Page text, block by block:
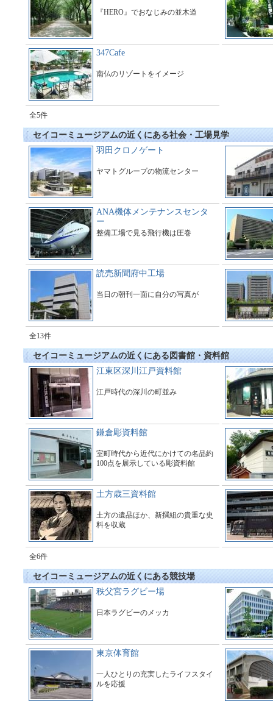
『HERO』でおなじみの並木道
347Cafe
南仏のリゾートをイメージ
全5件
セイコーミュージアムの近くにある社会・工場見学
羽田クロノゲート
ヤマトグループの物流センター
ANA機体メンテナンスセンタ
ー
整備工場で見る飛行機は圧巻
読売新聞府中工場
当日の朝刊一面に自分の写真が
全13件
セイコーミュージアムの近くにある図書館・資料館
江東区深川江戸資料館
江戸時代の深川の町並み
鎌倉彫資料館
室町時代から近代にかけての名品約
100点を展示している彫資料館
土方歳三資料館
土方の遺品ほか、新撰組の貴重な史
料を収蔵
全6件
セイコーミュージアムの近くにある競技場
秩父宮ラグビー場
日本ラグビーのメッカ
東京体育館
一人ひとりの充実したライフスタイ
ルを応援